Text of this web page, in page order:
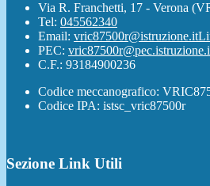
Via R. Franchetti, 17 - Verona
Tel: 045562340
Email: vric87500r@istruzione.it
PEC:
C.F.: 93184900236
Codice meccanografico:
Codice IPA: istsc_vric87500r
Sezione Link Utili